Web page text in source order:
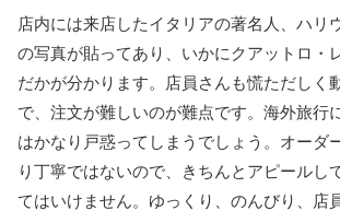
店内には来店したイタリアの著名人、ハリ
の写真が貼ってあり、いかにクアットロ・
だかが分かります。店員さんも慌ただしく
で、注文が難しいのが難点です。海外旅行
はかなり戸惑ってしまうでしょう。オーダ
り丁寧ではないので、きちんとアピールし
てはいけません。ゆっくり、のんびり、店